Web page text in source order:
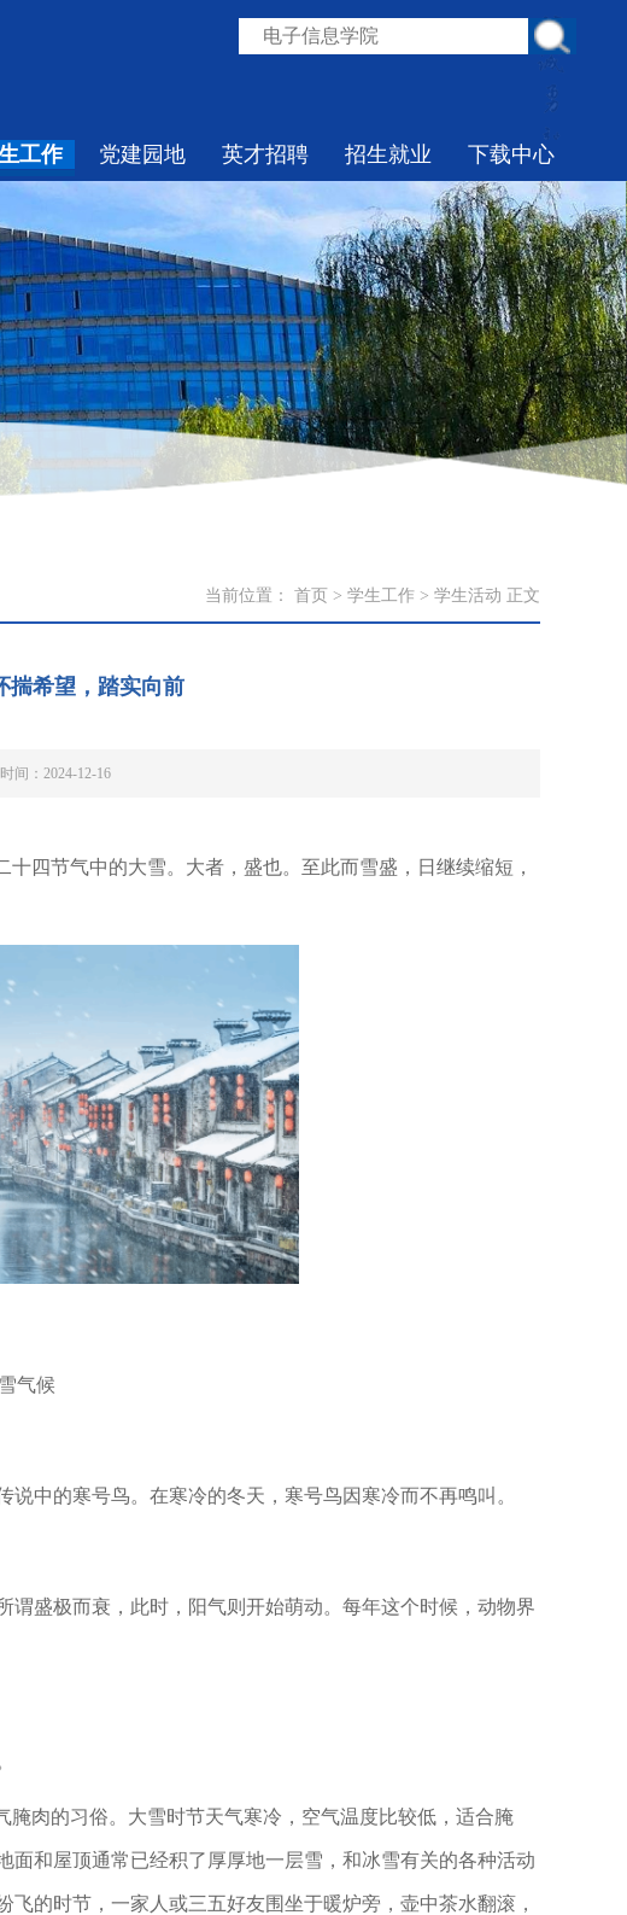
工作 党建园地 英才招聘 招生就业 下载中心
当前位置： 首页 > 学生工作 > 学生活动 正文
揣希望，踏实向前
间：2024-12-16
四节气中的大雪。大者，盛也。至此而雪盛，日继续缩短，
气候
中的寒号鸟。在寒冷的冬天，寒号鸟因寒冷而不再鸣叫。
盛极而衰，此时，阳气则开始萌动。每年这个时候，动物界
腌肉的习俗。大雪时节天气寒冷，空气温度比较低，适合腌
和屋顶通常已经积了厚厚地一层雪，和冰雪有关的各种活动
的时节，一家人或三五好友围坐于暖炉旁，壶中茶水翻滚，